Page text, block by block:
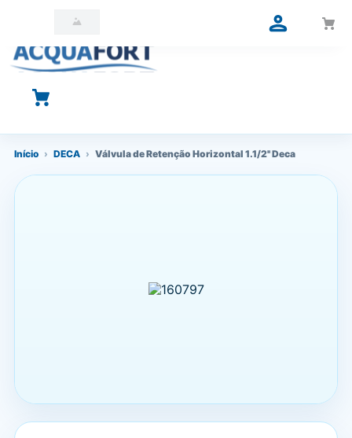
O que você está procurando?
Início › DECA › Válvula de Retenção Horizontal 1.1/2'' Deca